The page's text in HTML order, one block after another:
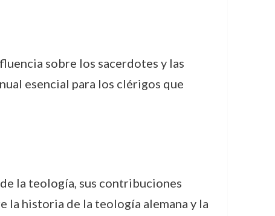
sobre los sacerdotes y las
esencial para los clérigos que
la teología, sus contribuciones
la historia de la teología alemana y la